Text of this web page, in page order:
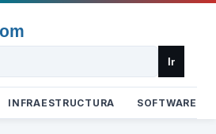
Ir
INFRAESTRUCTURA SOFTWARE